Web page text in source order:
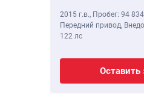
2015 г.в., Пробег: 94
Передний привод,
122 лс
Оставить